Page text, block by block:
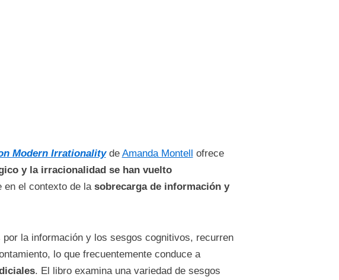
Modern Irrationalityde Amanda Montell ofrece
y la irracionalidad se han vuelto
en el contexto de la sobrecarga de información y
la información y los sesgos cognitivos, recurren
lo que frecuentemente conduce a
. El libro examina una variedad de sesgos